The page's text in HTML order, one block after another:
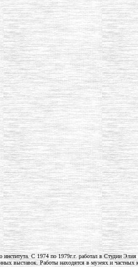
института. С 1974 по 1979г.г. работал в Студии
выставок. Работы находятся в музеях и